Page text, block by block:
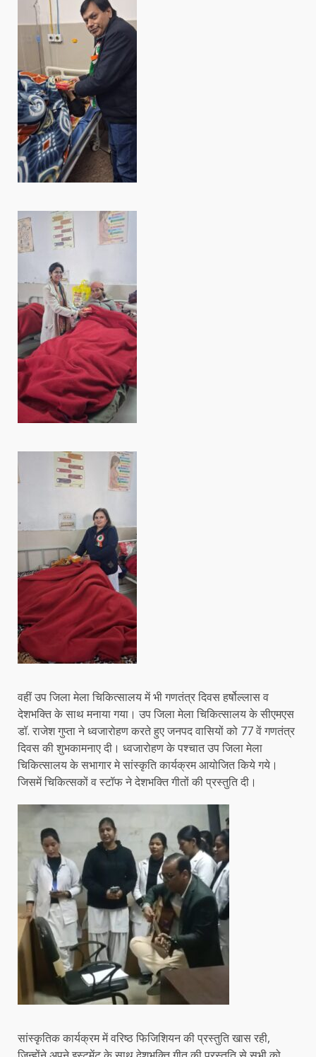
वहीं उप जिला मेला चिकित्सालय में भी गणतंत्र दिवस हर्षोल्लास व
देशभक्ति के साथ मनाया गया। उप जिला मेला चिकित्सालय के सीएमएस
डॉ. राजेश गुप्ता ने ध्वजारोहण करते हुए जनपद वासियों को 77 वें गणतंत्र
दिवस की शुभकामनाए दी। ध्वजारोहण के पश्चात उप जिला मेला
चिकित्सालय के सभागार मे सांस्कृति कार्यक्रम आयोजित किये गये।
जिसमें चिकित्सकों व स्टॉफ ने देशभक्ति गीतों की प्रस्तुति दी।
सांस्कृतिक कार्यक्रम में वरिष्ठ फिजिशियन की प्रस्तुति खास रही,